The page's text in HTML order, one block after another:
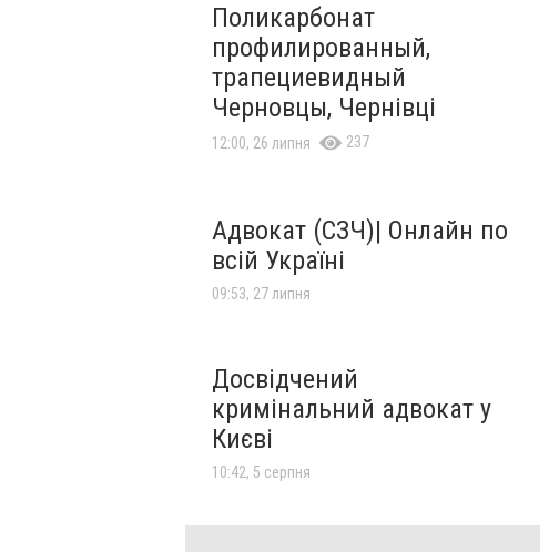
Поликарбонат
профилированный,
трапециевидный
Черновцы, Чернівці
12:00, 26 липня 237
Адвокат (СЗЧ)| Онлайн по
всій Україні
09:53, 27 липня
Досвідчений
кримінальний адвокат у
Києві
10:42, 5 серпня